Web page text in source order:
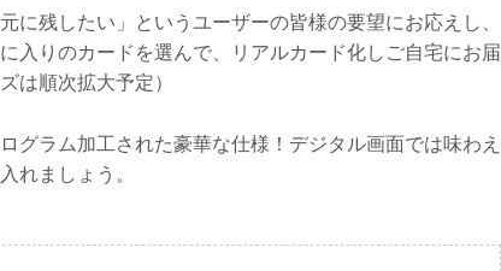
に残したい」というユーザーの皆様の要望にお応えし、
入りのカードを選んで、リアルカード化しご自宅にお届
は順次拡大予定）
グラム加工された豪華な仕様！デジタル画面では味わえ
れましょう。